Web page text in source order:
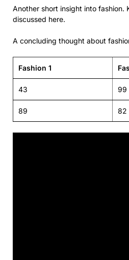
Another short insight into fashion.
discussed here.
A concluding thought about
Fashion 1
43 99
89 82